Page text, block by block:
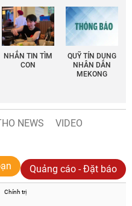
NHẮN TIN TÌM
CON
QUỸ TÍN DỤNG
NHÂN DÂN
MEKONG
NEWS
VIDEO
Quảng cáo - Đặt báo
Chính trị